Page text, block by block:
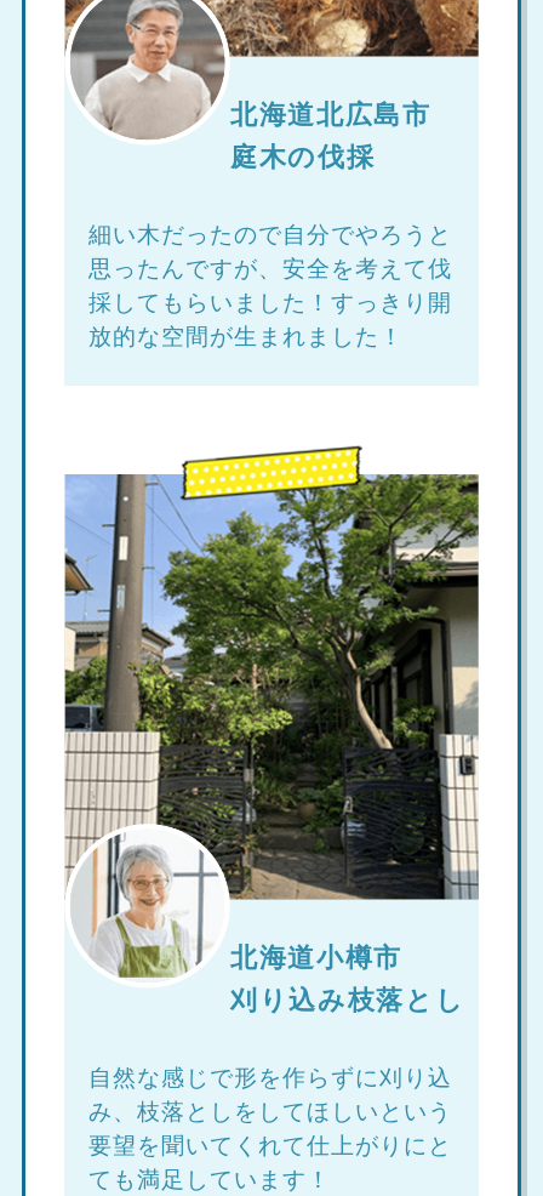
北海道北広島市
庭木の伐採
細い木だったので自分でやろうと
思ったんですが、安全を考えて伐
採してもらいました！すっきり開
放的な空間が生まれました！
北海道小樽市
刈り込み枝落とし
自然な感じで形を作らずに刈り込
み、枝落としをしてほしいという
要望を聞いてくれて仕上がりにと
ても満足しています！